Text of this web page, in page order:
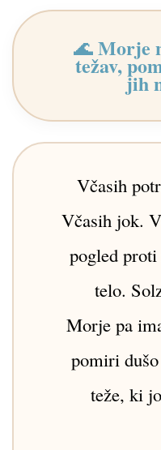
🌊Morje
težav,
jih
Včasih
Včasih jok.
pogled
telo.
Morje pa
pomiri
teže, ki